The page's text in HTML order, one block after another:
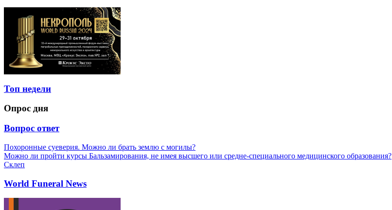
Топ недели
Опрос дня
Вопрос ответ
Похоронные суеверия. Можно ли брать землю с могилы?
Можно ли пройти курсы Бальзамирования, не имея высшего или средне-специального медицинского образования?
Склеп
World Funeral News